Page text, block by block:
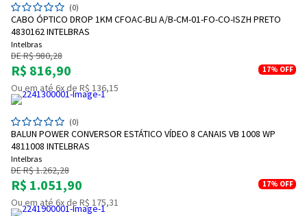
(0)
CABO ÓPTICO DROP 1KM CFOAC-BLI A/B-CM-01-FO-CO-ISZH PRETO
4830162 INTELBRAS
Intelbras
DE R$ 980,28
R$ 816,90 17% OFF
Ou em até 6x de R$ 136,15
(0)
BALUN POWER CONVERSOR ESTÁTICO VÍDEO 8 CANAIS VB 1008 WP
4811008 INTELBRAS
Intelbras
DE R$ 1.262,28
R$ 1.051,90 17% OFF
Ou em até 6x de R$ 175,31